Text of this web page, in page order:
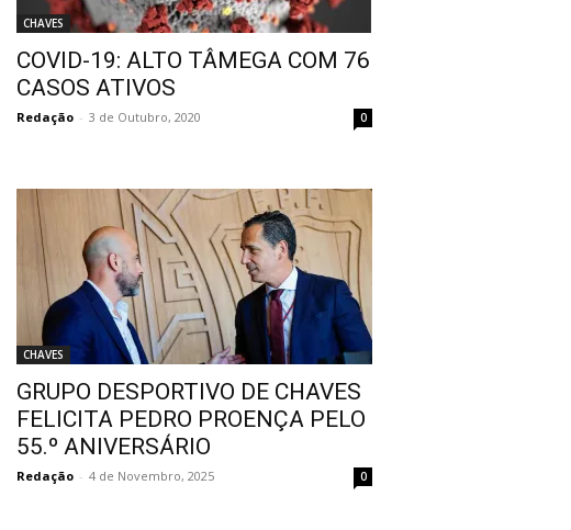
CHAVES
COVID-19: ALTO TÂMEGA COM 76
CASOS ATIVOS
Redação - 3 de Outubro, 2020 0
CHAVES
GRUPO DESPORTIVO DE CHAVES
FELICITA PEDRO PROENÇA PELO
55.º ANIVERSÁRIO
Redação - 4 de Novembro, 2025 0